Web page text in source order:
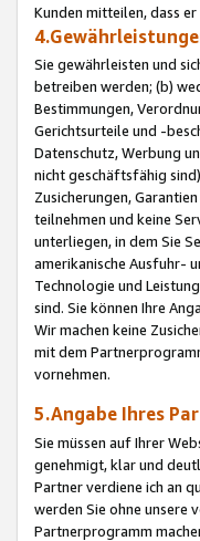
Kunden mitteilen, dass
Sie gewährleisten und
betreiben werden; (b)
Bestimmungen,
Gerichtsurteile und -
Datenschutz, Werbung
nicht geschäftsfähig
Zusicherungen,
teilnehmen und keine
unterliegen, in dem Sie
amerikanische Ausfuhr-
Technologie und
sind. Sie können Ihre
Wir machen keine
mit dem
vornehmen.
5.Angabe Ihres
Sie müssen auf Ihrer
genehmigt, klar und
Partner verdiene ich an
werden Sie ohne unsere
Partnerprogramm